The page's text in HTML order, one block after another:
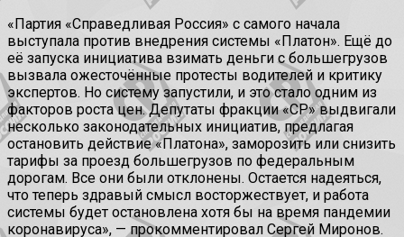
«Партия «Справедливая Россия» с самого начала
выступала против внедрения системы «Платон». Ещё до
её запуска инициатива взимать деньги с большегрузов
вызвала ожесточённые протесты водителей и критику
экспертов. Но систему запустили, и это стало одним из
факторов роста цен. Депутаты фракции «СР» выдвигали
несколько законодательных инициатив, предлагая
остановить действие «Платона», заморозить или снизить
тарифы за проезд большегрузов по федеральным
дорогам. Все они были отклонены. Остается надеяться,
что теперь здравый смысл восторжествует, и работа
системы будет остановлена хотя бы на время пандемии
коронавируса», — прокомментировал Сергей Миронов.